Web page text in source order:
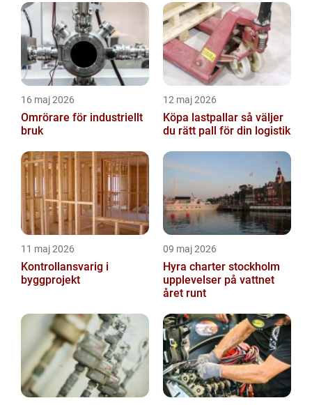
16 maj 2026
Omrörare för industriellt
bruk
12 maj 2026
Köpa lastpallar så väljer
du rätt pall för din logistik
11 maj 2026
Kontrollansvarig i
byggprojekt
09 maj 2026
Hyra charter stockholm
upplevelser på vattnet
året runt